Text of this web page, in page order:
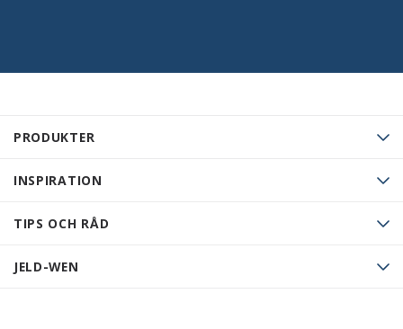
PRODUKTER
INSPIRATION
TIPS OCH RÅD
JELD-WEN